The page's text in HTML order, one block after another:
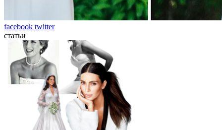
facebook twitter
статьи